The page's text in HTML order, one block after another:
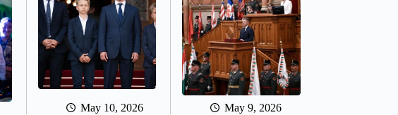
May 10, 2026 May 9, 2026